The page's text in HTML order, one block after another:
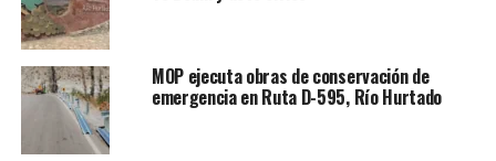
MOP ejecuta obras de conservación de
emergencia en Ruta D-595, Río Hurtado